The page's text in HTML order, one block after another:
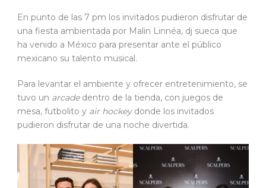
En punto de las 7 pm los invitados pudieron disfrutar de
una fiesta ambientada por Malin Linnéa, dj sueca que
ha venido a México para presentar ante el público
mexicano su talento musical.
Para levantar el ambiente y ofrecer entretenimiento, se
tuvo un arcadedentro de la tienda, con juegos de
mesa, futbolito y air hockeydonde los invitados
pudieron disfrutar de una noche divertida.